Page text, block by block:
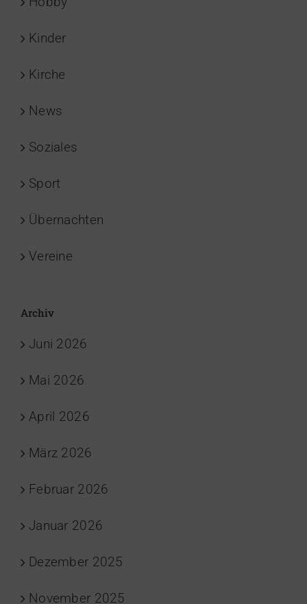
Kinder
Kirche
News
Soziales
Sport
Übernachten
Vereine
Archiv
Juni 2026
Mai 2026
April 2026
März 2026
Februar 2026
Januar 2026
Dezember 2025
November 2025